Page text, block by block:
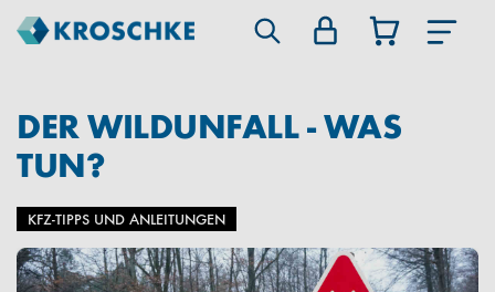
DER WILDUNFALL - WAS
TUN?
KFZ-TIPPS UND ANLEITUNGEN